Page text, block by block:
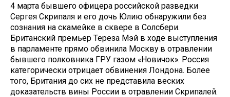
4 марта бывшего офицера российской разведки
Сергея Скрипаля и его дочь Юлию обнаружили без
сознания на скамейке в сквере в Солсбери.
Британский премьер Тереза Мэй в ходе выступления
в парламенте прямо обвинила Москву в отравлении
бывшего полковника ГРУ газом «Новичок». Россия
категорически отрицает обвинения Лондона. Более
того, Британия до сих не представила веских
доказательств вины России в отравлении Скрипалей.